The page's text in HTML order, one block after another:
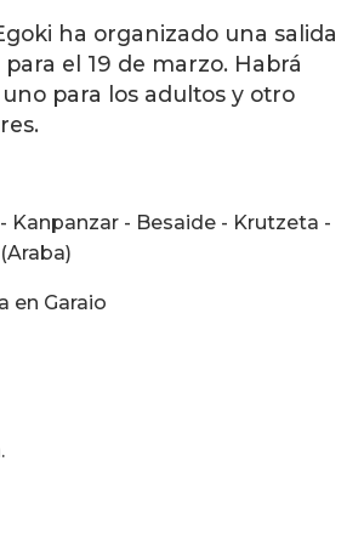
ha organizado una salida
el 19 de marzo. Habrá
para los adultos y otro
Kanpanzar - Besaide - Krutzeta -
en Garaio